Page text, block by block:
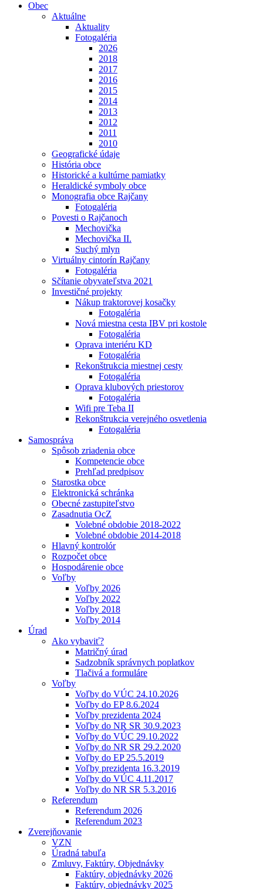
Obec
Aktuálne
Aktuality
Fotogaléria
2026
2018
2017
2016
2015
2014
2013
2012
2011
2010
Geografické údaje
História obce
Historické a kultúrne pamiatky
Heraldické symboly obce
Monografia obce Rajčany
Fotogaléria
Povesti o Rajčanoch
Mechovička
Mechovička II.
Suchý mlyn
Virtuálny cintorín Rajčany
Fotogaléria
Sčítanie obyvateľstva 2021
Investičné projekty
Nákup traktorovej kosačky
Fotogaléria
Nová miestna cesta IBV pri kostole
Fotogaléria
Oprava interiéru KD
Fotogaléria
Rekonštrukcia miestnej cesty
Fotogaléria
Oprava klubových priestorov
Fotogaléria
Wifi pre Teba II
Rekonštrukcia verejného osvetlenia
Fotogaléria
Samospráva
Spôsob zriadenia obce
Kompetencie obce
Prehľad predpisov
Starostka obce
Elektronická schránka
Obecné zastupiteľstvo
Zasadnutia OcZ
Volebné obdobie 2018-2022
Volebné obdobie 2014-2018
Hlavný kontrolór
Rozpočet obce
Hospodárenie obce
Voľby
Voľby 2026
Voľby 2022
Voľby 2018
Voľby 2014
Úrad
Ako vybaviť?
Matričný úrad
Sadzobník správnych poplatkov
Tlačivá a formuláre
Voľby
Voľby do VÚC 24.10.2026
Voľby do EP 8.6.2024
Voľby prezidenta 2024
Voľby do NR SR 30.9.2023
Voľby do VÚC 29.10.2022
Voľby do NR SR 29.2.2020
Voľby do EP 25.5.2019
Voľby prezidenta 16.3.2019
Voľby do VÚC 4.11.2017
Voľby do NR SR 5.3.2016
Referendum
Referendum 2026
Referendum 2023
Zverejňovanie
VZN
Úradná tabuľa
Zmluvy, Faktúry, Objednávky
Faktúry, objednávky 2026
Faktúry, objednávky 2025